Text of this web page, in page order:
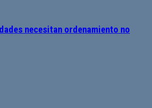
necesitan ordenamiento no